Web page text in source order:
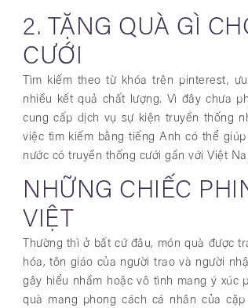
2. TẶNG QUÀ GÌ
CƯỚI
Tìm kiếm theo từ khóa trên pinterest,
nhiều kết quả chất lượng. Vì đây chưa
cung cấp dịch vụ sự kiện truyền thống
việc tìm kiếm bằng tiếng Anh có thể
nước có truyền thống cưới gần với Việt
NHỮNG CHIẾC
VIỆT
Thường thì ở bất cứ đâu, món quà được
hóa, tôn giáo của người trao và người
gây hiểu nhầm hoặc vô tình mang ý xúc
quà mang phong cách cá nhân của